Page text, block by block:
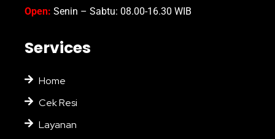
Open: Senin – Sabtu: 08.00-16.30 WIB
Services
Home
Cek Resi
Layanan